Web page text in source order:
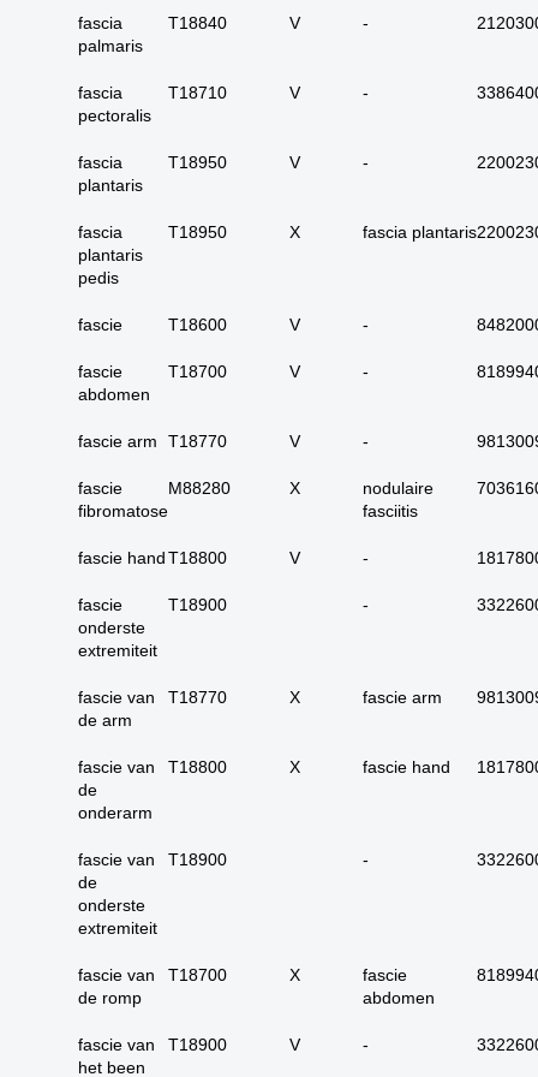
11. alle carcinoma in
12. alle epitheliale
14. alle primaire
16. alle benigne
huidadnex-tumoren
17. alle maligne
melanomen
melanoom
galblaas, galwegen en
pancreas)
24. dunne darm totaal
fascia
palmaris
T18840 V -
fascia
pectoralis
T18710 V -
fascia
plantaris
T18950 V -
fascia
plantaris
pedis
T18950 X fascia plantaris
fascie T18600 V -
fascie
abdomen
T18700 V -
fascie arm T18770 V -
fascie
fibromatose
M88280 X
nodulaire
fasciitis
fascie handT18800 V -
fascie
onderste
extremiteit
T18900 -
fascie van
de arm
T18770 X fascie arm
fascie van
de
onderarm
T18800 X fascie hand
fascie van
de
onderste
extremiteit
T18900 -
fascie van
de romp
T18700 X
fascie
abdomen
fascie van
het been
T18900 V -